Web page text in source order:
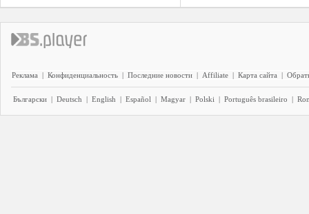
Реклама | Конфиденциальность | Последние новости | Affiliate | Карта сайта |
Български | Deutsch | English | Español | Magyar | Polski | Português brasileiro |